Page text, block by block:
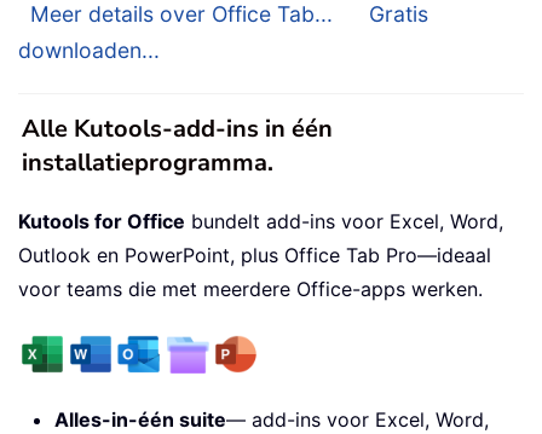
Meer details over Office Tab...
Gratis
downloaden...
Alle Kutools-add-ins in één
installatieprogramma.
Kutools for Office bundelt add-ins voor Excel, Word,
Outlook en PowerPoint, plus Office Tab Pro—ideaal
voor teams die met meerdere Office-apps werken.
Alles-in-één suite— add-ins voor Excel, Word,